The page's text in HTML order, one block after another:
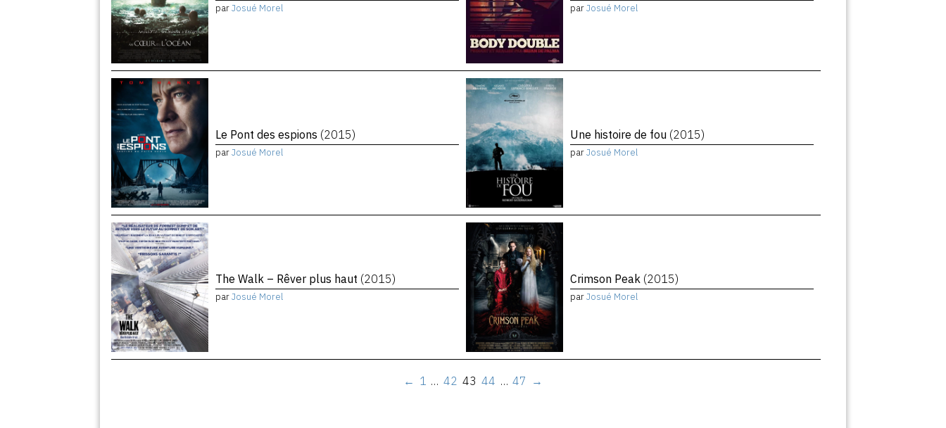
parJosué Morel parJosué Morel
Le Pont des espions (2015)
parJosué Morel
Une histoire de fou (2015)
parJosué Morel
The Walk – Rêver plus haut (2015)
parJosué Morel
Crimson Peak (2015)
parJosué Morel
← 1 … 42 43 44 … 47 →